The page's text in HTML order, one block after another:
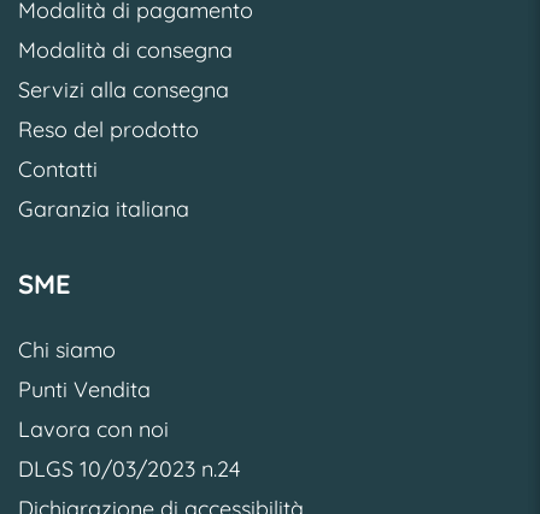
Modalità di pagamento
Modalità di consegna
Servizi alla consegna
Reso del prodotto
Contatti
Garanzia italiana
SME
Chi siamo
Punti Vendita
Lavora con noi
DLGS 10/03/2023 n.24